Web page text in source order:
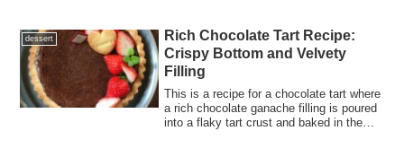
cholesterol-free treat for beauty and
health!
dessert
Rich Chocolate Tart Recipe:
Crispy Bottom and Velvety
Filling
This is a recipe for a chocolate tart where
a rich chocolate ganache filling is poured
into a flaky tart crust and baked in the